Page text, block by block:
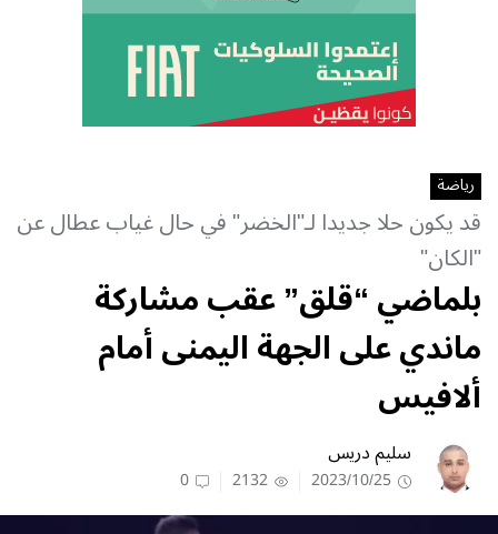
رياضة
قد يكون حلا جديدا لـ"الخضر" في حال غياب عطال عن
"الكان"
بلماضي “قلق” عقب مشاركة
ماندي على الجهة اليمنى أمام
ألافيس
سليم دريس
2023/10/25
2132
0